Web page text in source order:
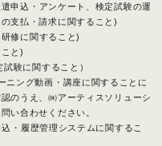
申込・アンケート、検定試験の運
支払・請求に関すること)
修に関すること)
と)
験に関すること）
ニング動画・講座に関することに
のうえ、㈱アーティスソリューシ
い合わせください。
・履歴管理システムに関するこ